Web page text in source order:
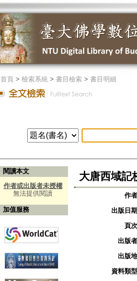
首頁> 檢索系統> 書目檢索> 書目明細
閱讀本文
作者或出版者未授權
無法提供閱讀
加值服務
大唐西域記
作者
出版日期
頁次
出版者
出版地
資料類型